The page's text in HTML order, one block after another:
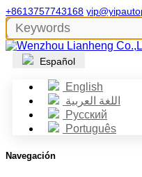
+8613757743168
Español
English
اللغة العربية
Русский
Português
Navegación